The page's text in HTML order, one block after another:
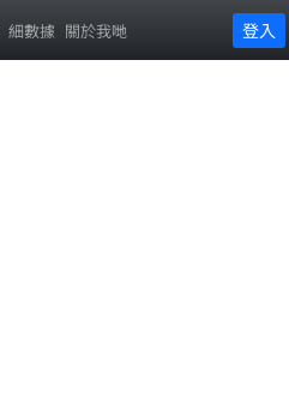
細數據 關於我哋 登入